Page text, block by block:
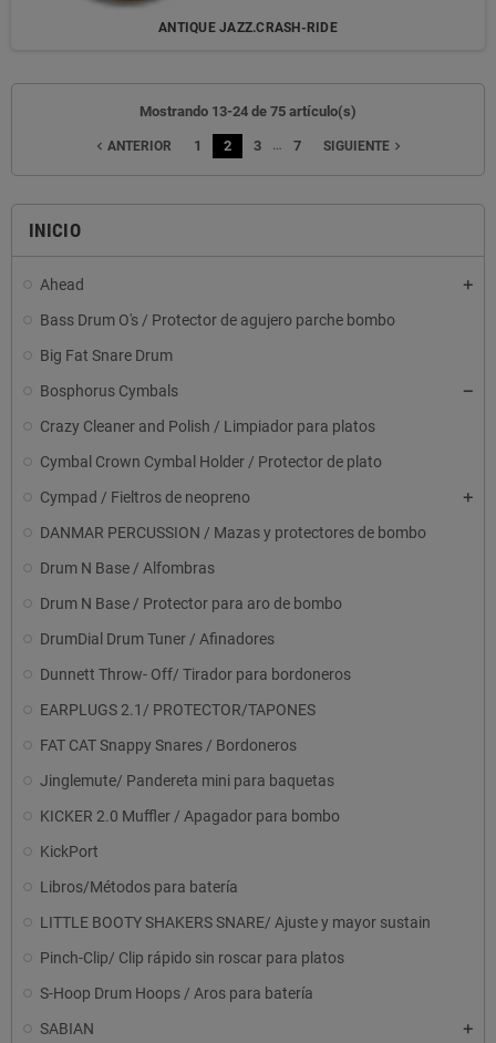
INICIO
Ahead
Bass Drum O's / Protector de agujero parche bombo
Big Fat Snare Drum
Bosphorus Cymbals
Crazy Cleaner and Polish / Limpiador para platos
Cymbal Crown Cymbal Holder / Protector de plato
Cympad / Fieltros de neopreno
DANMAR PERCUSSION / Mazas y protectores de bombo
Drum N Base / Alfombras
Drum N Base / Protector para aro de bombo
DrumDial Drum Tuner / Afinadores
Dunnett Throw- Off/ Tirador para bordoneros
EARPLUGS 2.1/ PROTECTOR/TAPONES
FAT CAT Snappy Snares / Bordoneros
Jinglemute/ Pandereta mini para baquetas
KICKER 2.0 Muffler / Apagador para bombo
KickPort
Libros/Métodos para batería
LITTLE BOOTY SHAKERS SNARE/ Ajuste y mayor sustain
Pinch-Clip/ Clip rápido sin roscar para platos
S-Hoop Drum Hoops / Aros para batería
SABIAN
ANTIQUE JAZZ.CRASH-RIDE
Mostrando 13-24 de 75 artículo(s)
navigate_before ANTERIOR 1 2 3 … 7 SIGUIENTEnavigate_next